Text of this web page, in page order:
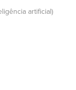
artificial)